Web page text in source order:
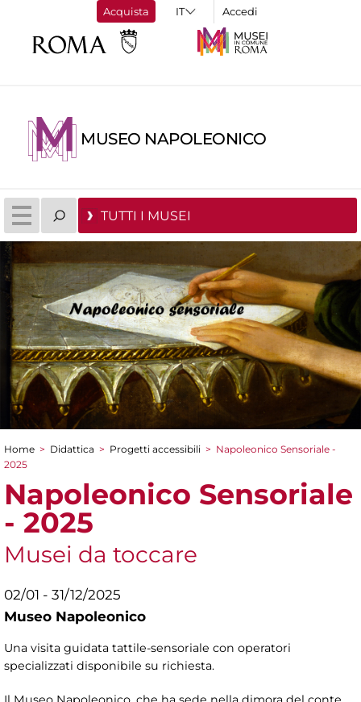
Acquista Accedi
MUSEO NAPOLEONICO
TUTTI I MUSEI
Tu sei qui
Home > Didattica > Progetti accessibili > Napoleonico Sensoriale -
2025
Napoleonico Sensoriale
- 2025
Musei da toccare
02/01 - 31/12/2025
Museo Napoleonico
Una visita guidata tattile-sensoriale con operatori
specializzati disponibile su richiesta.